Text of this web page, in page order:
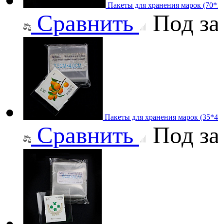
Пакеты для хранения марок
Сравнить Под
Пакеты для хранения марок
Сравнить Под